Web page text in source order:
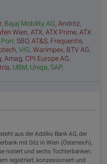
, Bajaj Mobility AG, Andritz,
Wien, ATX, ATX Prime, ATX
Porr, SBO, AT&S, Frequentis,
, VIG, Warimpex, BTV AG,
, Amag, CPI Europe AG,
, UBM, Uniqa, SAP.
aus der Addiko Bank AG, der
mit Sitz in Wien (Österreich),
notiert und sechs Tochterbanken,
registriert, konzessioniert und